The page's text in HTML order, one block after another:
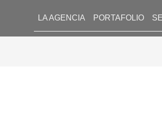
LA AGENCIA PORTAFOLIO